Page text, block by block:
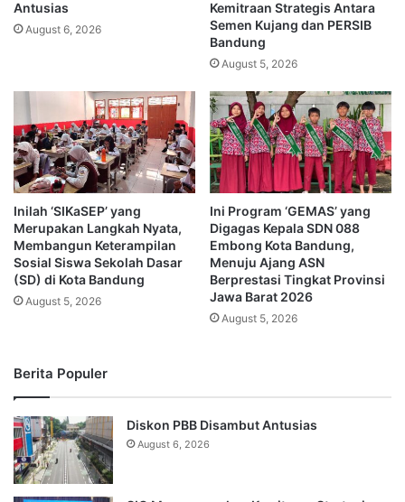
Antusias
August 6, 2026
Kemitraan Strategis Antara
Semen Kujang dan PERSIB
Bandung
August 5, 2026
Inilah ‘SIKaSEP’ yang
Merupakan Langkah Nyata,
Membangun Keterampilan
Sosial Siswa Sekolah Dasar
(SD) di Kota Bandung
August 5, 2026
Ini Program ‘GEMAS’ yang
Digagas Kepala SDN 088
Embong Kota Bandung,
Menuju Ajang ASN
Berprestasi Tingkat Provinsi
Jawa Barat 2026
August 5, 2026
Berita Populer
Diskon PBB Disambut Antusias
August 6, 2026